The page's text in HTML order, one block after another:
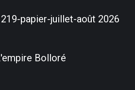
papier-juillet-août 2026
Bolloré